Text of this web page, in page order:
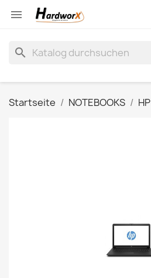

search
Startseite NOTEBOOKS HP